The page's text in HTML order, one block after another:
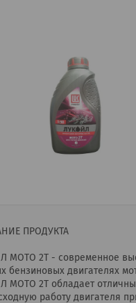
ПРОДУКТА
МОТО 2Т - современное
бензиновых двигателях
МОТО 2Т обладает
работу двигателя